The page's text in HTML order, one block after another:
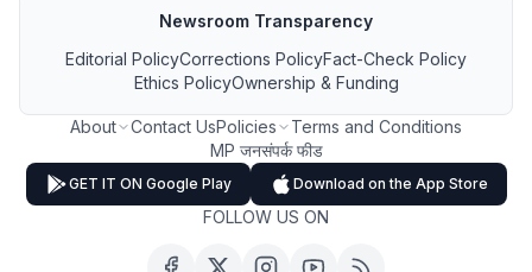
Newsroom Transparency
Editorial PolicyCorrections PolicyFact-Check Policy
Ethics PolicyOwnership & Funding
About Contact UsPolicies
Terms and Conditions
MP जनसंपर्क फीड
GET IT ON Google Play Download on the App Store
FOLLOW US ON